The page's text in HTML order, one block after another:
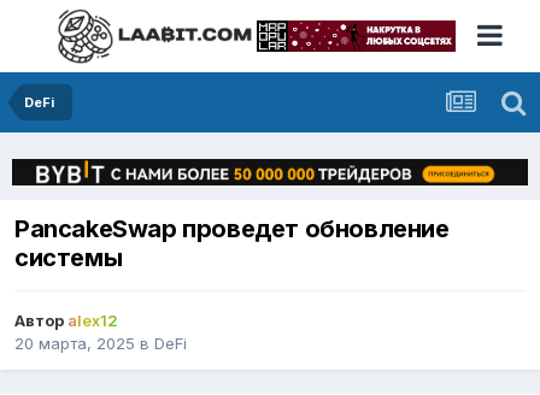
DeFi
PancakeSwap проведет обновление
системы
Автор alex12
20 марта, 2025 в DeFi